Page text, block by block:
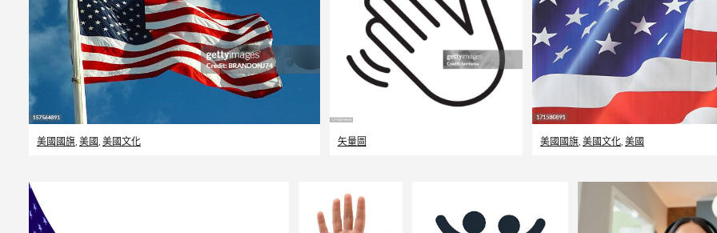
美國國旗 美國 美國文化 矢量圖 美國國旗 ,美國文化 ,美國